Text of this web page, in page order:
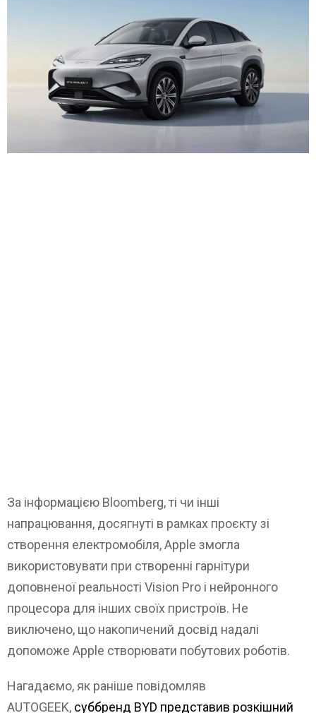
За інформацією Bloomberg, ті чи інші
напрацювання, досягнуті в рамках проєкту зі
створення електромобіля, Apple змогла
використовувати при створенні гарнітури
доповненої реальності Vision Pro і нейронного
процесора для інших своїх пристроїв. Не
виключено, що накопичений досвід надалі
допоможе Apple створювати побутових роботів.
Нагадаємо, як раніше повідомляв
AUTOGEEK, суббренд BYD представив розкішний